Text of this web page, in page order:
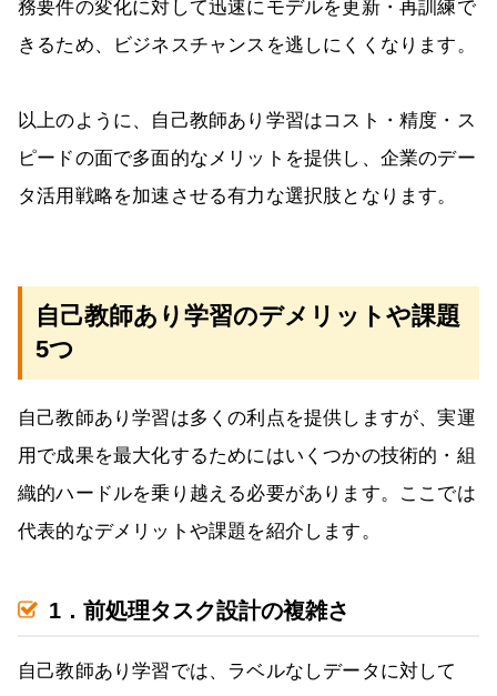
務要件の変化に対して迅速にモデルを更新・再訓練で
きるため、ビジネスチャンスを逃しにくくなります。
以上のように、自己教師あり学習はコスト・精度・ス
ピードの面で多面的なメリットを提供し、企業のデー
タ活用戦略を加速させる有力な選択肢となります。
自己教師あり学習のデメリットや課題
5つ
自己教師あり学習は多くの利点を提供しますが、実運
用で成果を最大化するためにはいくつかの技術的・組
織的ハードルを乗り越える必要があります。ここでは
代表的なデメリットや課題を紹介します。
1．前処理タスク設計の複雑さ
自己教師あり学習では、ラベルなしデータに対して